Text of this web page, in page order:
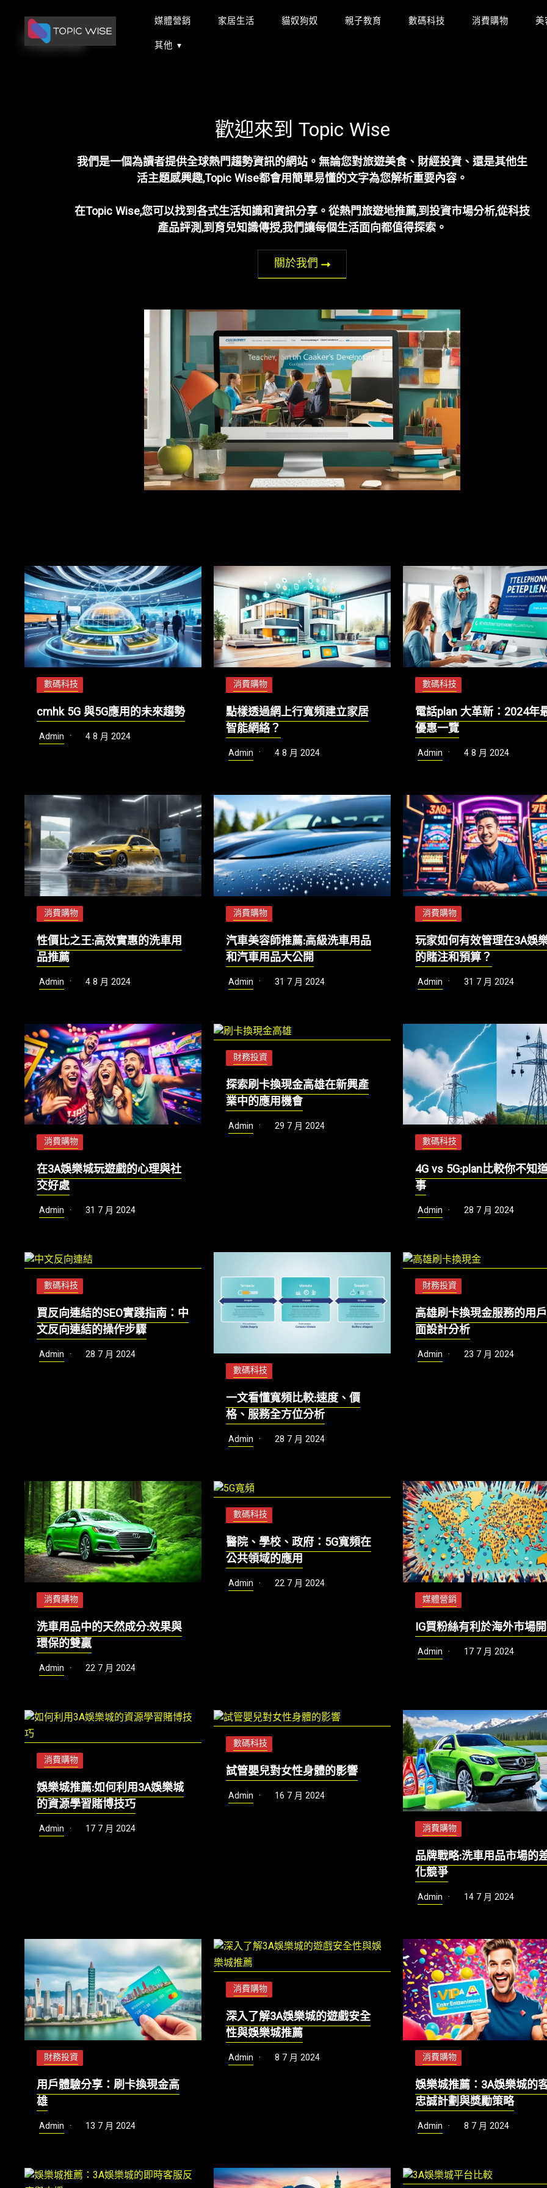
媒體營銷 家居生活 貓奴狗奴 親子教育 數碼科技 消費購物
美
其他
Home
歡迎來到 Topic Wise
我們是一個為讀者提供全球熱門趨勢資訊的網站。無論您對旅遊美食、財經投資、還是其他生
活主題感興趣,Topic Wise都會用簡單易懂的文字為您解析重要內容。
在Topic Wise,您可以找到各式生活知識和資訊分享。從熱門旅遊地推薦,到投資市場分析,從科技
產品評測,到育兒知識傳授,我們讓每個生活面向都值得探索。
關於我們
數碼科技
cmhk 5G 與5G應用的未來趨勢
Admin 4 8 月 2024
消費購物
點樣透過網上行寬頻建立家居
智能網絡？
Admin 4 8 月 2024
數碼科技
電話plan 大革新：2024年
優惠一覽
Admin 4 8 月 2024
消費購物
性價比之王:高效實惠的洗車用
品推薦
Admin 4 8 月 2024
消費購物
汽車美容師推薦:高級洗車用品
和汽車用品大公開
Admin 31 7 月 2024
消費購物
玩家如何有效管理在3A娛
的賭注和預算？
Admin 31 7 月 2024
消費購物
在3A娛樂城玩遊戲的心理與社
交好處
Admin 31 7 月 2024
財務投資
探索刷卡換現金高雄在新興產
業中的應用機會
Admin
29 7 月 2024
數碼科技
4G vs 5G:plan比較你不知
事
Admin 28 7 月 2024
數碼科技
買反向連結的SEO實踐指南：中
文反向連結的操作步驟
Admin
28 7 月 2024
數碼科技
一文看懂寬頻比較:速度、價
格、服務全方位分析
Admin 28 7 月 2024
財務投資
高雄刷卡換現金服務的用
面設計分析
Admin 23 7 月 2024
消費購物
洗車用品中的天然成分:效果與
環保的雙贏
Admin 22 7 月 2024
數碼科技
醫院、學校、政府：5G寬頻在
公共領域的應用
Admin
22 7 月 2024
媒體營銷
IG買粉絲有利於海外市場
Admin 17 7 月 2024
消費購物
娛樂城推薦:如何利用3A娛樂城
的資源學習賭博技巧
Admin 17 7 月 2024
數碼科技
試管嬰兒對女性身體的影響
Admin 16 7 月 2024
消費購物
品牌戰略:洗車用品市場的
化競爭
Admin 14 7 月 2024
財務投資
用戶體驗分享：刷卡換現金高
雄
Admin 13 7 月 2024
消費購物
深入了解3A娛樂城的遊戲安全
性與娛樂城推薦
Admin 8 7 月 2024 消費購物
娛樂城推薦：3A娛樂城的
忠誠計劃與獎勵策略
Admin 8 7 月 2024